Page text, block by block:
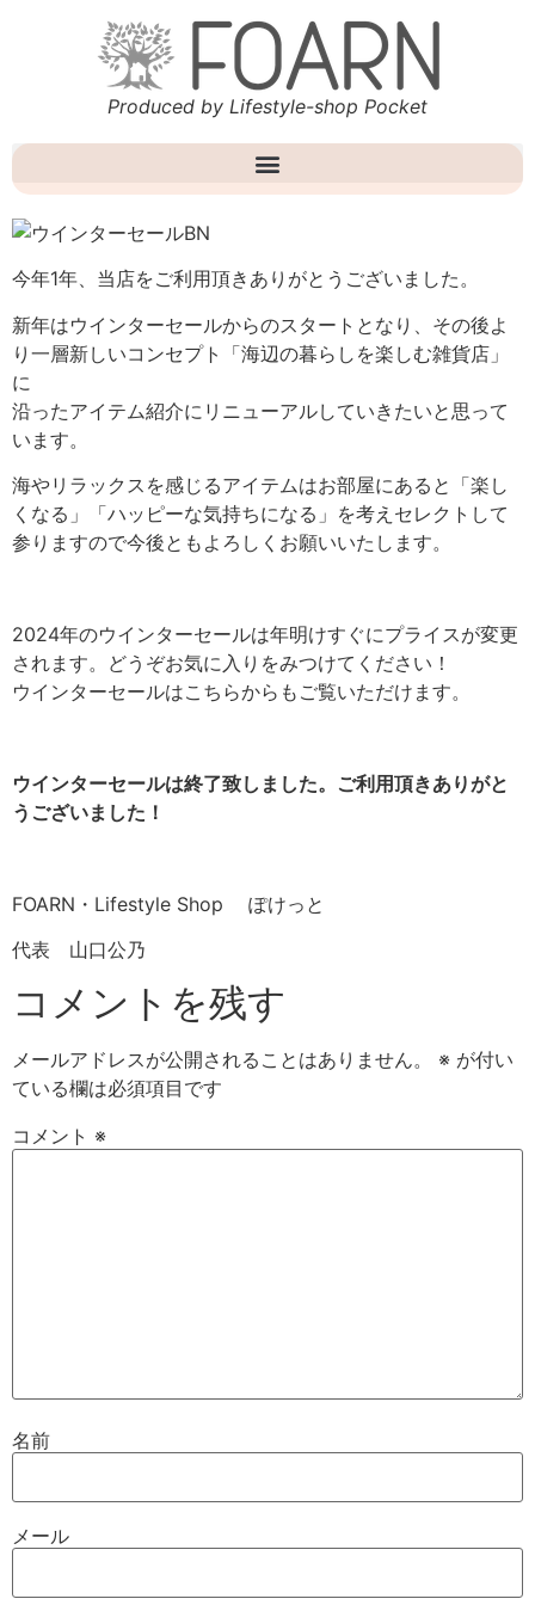
Produced by Lifestyle-shop Pocket
今年1年、当店をご利用頂きありがとうございました。
新年はウインターセールからのスタートとなり、その後よ
り一層新しいコンセプト「海辺の暮らしを楽しむ雑貨店」
に
沿ったアイテム紹介にリニューアルしていきたいと思って
います。
海やリラックスを感じるアイテムはお部屋にあると「楽し
くなる」「ハッピーな気持ちになる」を考えセレクトして
参りますので今後ともよろしくお願いいたします。
2024年のウインターセールは年明けすぐにプライスが変更
されます。どうぞお気に入りをみつけてください！
ウインターセールはこちらからもご覧いただけます。
ウインターセールは終了致しました。ご利用頂きありがと
うございました！
FOARN・Lifestyle Shop ぽけっと
代表 山口公乃
コメントを残す
メールアドレスが公開されることはありません。 ※ が付い
ている欄は必須項目です
コメント ※
名前
メール